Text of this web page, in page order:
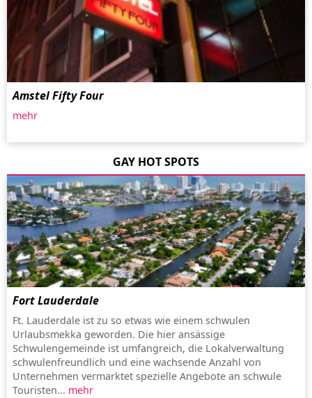
Amstel Fifty Four
mehr
GAY HOT SPOTS
Fort Lauderdale
Ft. Lauderdale ist zu so etwas wie einem schwulen
Urlaubsmekka geworden. Die hier ansässige
Schwulengemeinde ist umfangreich, die Lokalverwaltung
schwulenfreundlich und eine wachsende Anzahl von
Unternehmen vermarktet spezielle Angebote an schwule
Touristen... mehr